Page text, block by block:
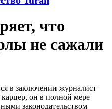
что
не сажали
в заключении журналист
он в полной мере
законодательством